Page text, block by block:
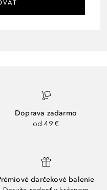
Doprava zadarmo
od 49 €
darčekové balenie